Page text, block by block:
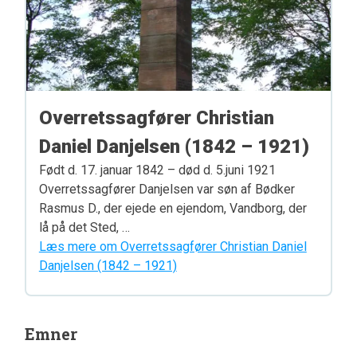
Overretssagfører Christian
Daniel Danjelsen (1842 – 1921)
Født d. 17. januar 1842 – død d. 5.juni 1921
Overretssagfører Danjelsen var søn af Bødker
Rasmus D., der ejede en ejendom, Vandborg, der
lå på det Sted, …
Læs mere om Overretssagfører Christian Daniel
Danjelsen (1842 – 1921)
Emner